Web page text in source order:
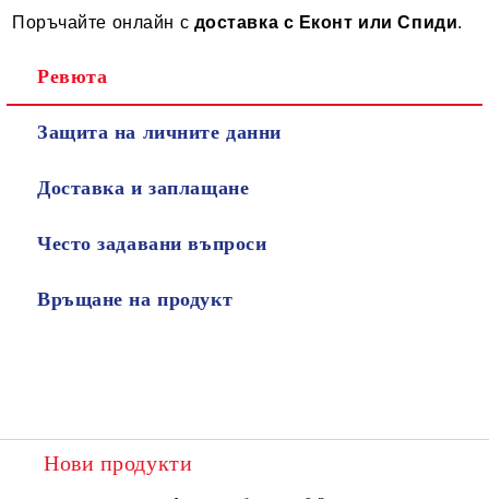
Поръчайте онлайн с доставка с Еконт или Спиди.
Ревюта
Защита на личните данни
Доставка и заплащане
Често задавани въпроси
Връщане на продукт
Нови продукти